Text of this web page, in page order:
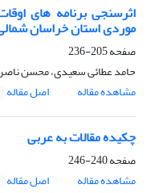
اثرسنجی برنامه های
موردی استان خراسان
صفحه205-236
حامد عطائی سعیدی، محسن
مشاهده مقاله
اصل مقاله
چکیده مقالات به عربی
صفحه240-246
مشاهده مقاله
اصل مقاله